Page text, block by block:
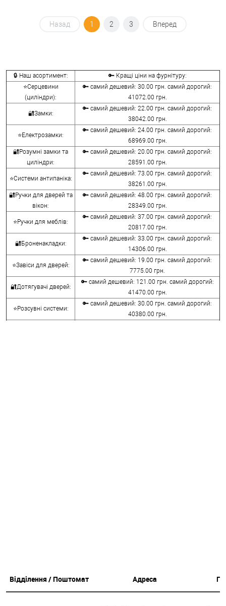
Назад 1 2 3 Вперед
🔒 Наш асортимент:
🔑 Кращі ціни на фурнітуру:
⭐Серцевини
(циліндри):
🔑 самий дешевий: 30.00 грн. самий дорогий:
41072.00 грн.
🔐Замки:
🔑 самий дешевий: 22.00 грн. самий дорогий:
38042.00 грн.
⭐Електрозамки:
🔑 самий дешевий: 24.00 грн. самий дорогий:
68969.00 грн.
🔐Розумні замки та
циліндри:
🔑 самий дешевий: 20.00 грн. самий дорогий:
28591.00 грн.
⭐Системи антипаніка:
🔑 самий дешевий: 73.00 грн. самий дорогий:
38261.00 грн.
🔐Ручки для дверей та
вікон:
🔑 самий дешевий: 48.00 грн. самий дорогий:
28349.00 грн.
⭐Ручки для меблів:
🔑 самий дешевий: 37.00 грн. самий дорогий:
20817.00 грн.
🔐Броненакладки:
🔑 самий дешевий: 33.00 грн. самий дорогий:
14306.00 грн.
⭐Завіси для дверей:
🔑 самий дешевий: 19.00 грн. самий дорогий:
7775.00 грн.
🔐Дотягувачі дверей:
🔑 самий дешевий: 121.00 грн. самий дорогий:
41470.00 грн.
⭐Розсувні системи:
🔑 самий дешевий: 30.00 грн. самий дорогий:
40380.00 грн.
Відділення / Поштомат Адреса